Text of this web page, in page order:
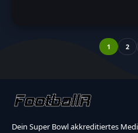
1 2
Dein Super Bowl akkreditiertes